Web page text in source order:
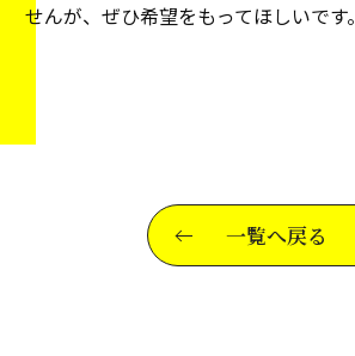
せんが、ぜひ希望をもってほしいです。
一覧へ戻る